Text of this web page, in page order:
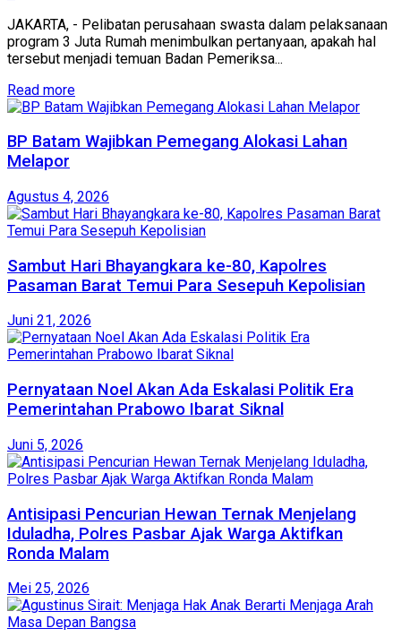
JAKARTA, - Pelibatan perusahaan swasta dalam pelaksanaan
program 3 Juta Rumah menimbulkan pertanyaan, apakah hal
tersebut menjadi temuan Badan Pemeriksa...
Read more
BP Batam Wajibkan Pemegang Alokasi Lahan
Melapor
Agustus 4, 2026
Sambut Hari Bhayangkara ke-80, Kapolres
Pasaman Barat Temui Para Sesepuh Kepolisian
Juni 21, 2026
Pernyataan Noel Akan Ada Eskalasi Politik Era
Pemerintahan Prabowo Ibarat Siknal
Juni 5, 2026
Antisipasi Pencurian Hewan Ternak Menjelang
Iduladha, Polres Pasbar Ajak Warga Aktifkan
Ronda Malam
Mei 25, 2026